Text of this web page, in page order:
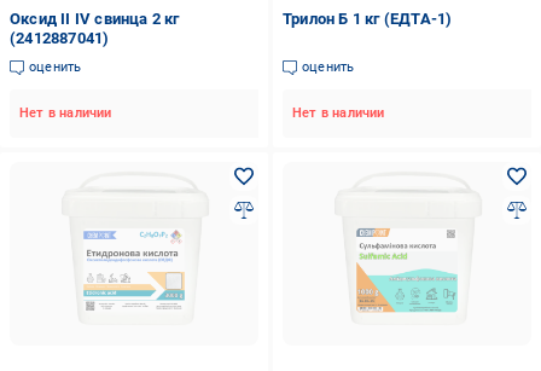
Оксид II IV свинца 2 кг
(2412887041)
оценить
Нет в наличии
Трилон Б 1 кг (ЕДТА-1)
оценить
Нет в наличии